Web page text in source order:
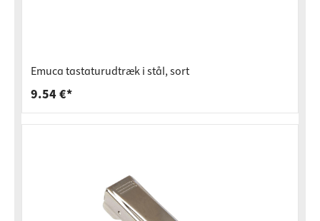
Emuca tastaturudtræk i stål, sort
9.54 €*